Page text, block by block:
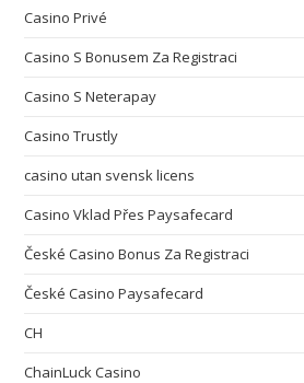
Casino Privé
Casino S Bonusem Za Registraci
Casino S Neterapay
Casino Trustly
casino utan svensk licens
Casino Vklad Přes Paysafecard
České Casino Bonus Za Registraci
České Casino Paysafecard
CH
ChainLuck Casino